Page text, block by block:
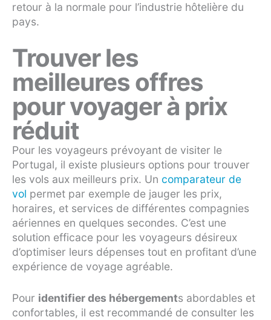
retour à la normale pour l’industrie hôtelière du
pays.
Trouver les
meilleures offres
pour voyager à prix
réduit
Pour les voyageurs prévoyant de visiter le
Portugal, il existe plusieurs options pour trouver
les vols aux meilleurs prix. Un comparateur de
vol permet par exemple de jauger les prix,
horaires, et services de différentes compagnies
aériennes en quelques secondes. C’est une
solution efficace pour les voyageurs désireux
d’optimiser leurs dépenses tout en profitant d’une
expérience de voyage agréable.
Pour identifier des hébergements abordables et
confortables, il est recommandé de consulter les